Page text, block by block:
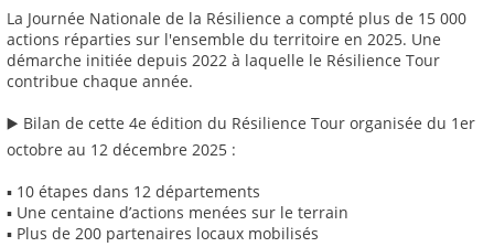
La Journée Nationale de la Résilience a compté plus de 15 000
actions réparties sur l'ensemble du territoire en 2025. Une
démarche initiée depuis 2022 à laquelle le Résilience Tour
contribue chaque année.
▶️ Bilan de cette 4e édition du Résilience Tour organisée du 1er
octobre au 12 décembre 2025 :
▪ 10 étapes dans 12 départements
▪ Une centaine d’actions menées sur le terrain
▪ Plus de 200 partenaires locaux mobilisés